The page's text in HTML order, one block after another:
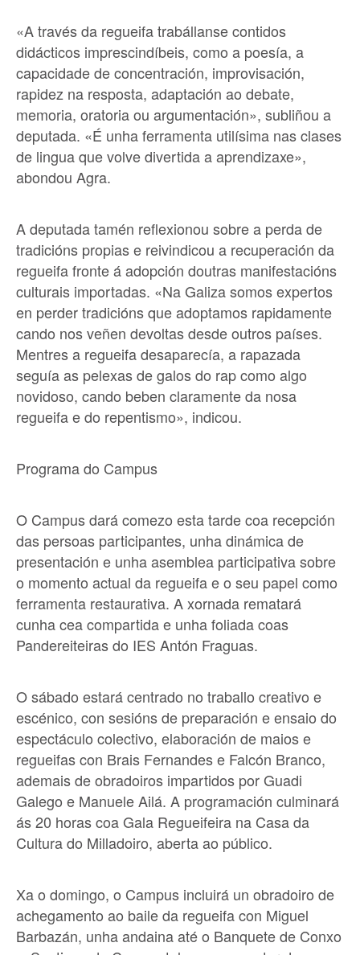
«A través da regueifa trabállanse contidos
didácticos imprescindíbeis, como a poesía, a
capacidade de concentración, improvisación,
rapidez na resposta, adaptación ao debate,
memoria, oratoria ou argumentación», subliñou a
deputada. «É unha ferramenta utilísima nas clases
de lingua que volve divertida a aprendizaxe»,
abondou Agra.
A deputada tamén reflexionou sobre a perda de
tradicións propias e reivindicou a recuperación da
regueifa fronte á adopción doutras manifestacións
culturais importadas. «Na Galiza somos expertos
en perder tradicións que adoptamos rapidamente
cando nos veñen devoltas desde outros países.
Mentres a regueifa desaparecía, a rapazada
seguía as pelexas de galos do rap como algo
novidoso, cando beben claramente da nosa
regueifa e do repentismo», indicou.
Programa do Campus
O Campus dará comezo esta tarde coa recepción
das persoas participantes, unha dinámica de
presentación e unha asemblea participativa sobre
o momento actual da regueifa e o seu papel como
ferramenta restaurativa. A xornada rematará
cunha cea compartida e unha foliada coas
Pandereiteiras do IES Antón Fraguas.
O sábado estará centrado no traballo creativo e
escénico, con sesións de preparación e ensaio do
espectáculo colectivo, elaboración de maios e
regueifas con Brais Fernandes e Falcón Branco,
ademais de obradoiros impartidos por Guadi
Galego e Manuele Ailá. A programación culminará
ás 20 horas coa Gala Regueifeira na Casa da
Cultura do Milladoiro, aberta ao público.
Xa o domingo, o Campus incluirá un obradoiro de
achegamento ao baile da regueifa con Miguel
Barbazán, unha andaina até o Banquete de Conxo